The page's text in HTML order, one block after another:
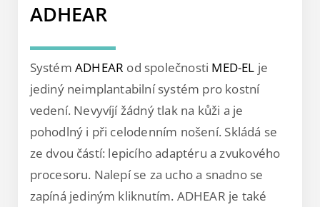
ADHEAR
Systém ADHEAR od společnosti MED-EL je
jediný neimplantabilní systém pro kostní
vedení. Nevyvíjí žádný tlak na kůži a je
pohodlný i při celodenním nošení. Skládá se
ze dvou částí: lepicího adaptéru a zvukového
procesoru. Nalepí se za ucho a snadno se
zapíná jediným kliknutím. ADHEAR je také